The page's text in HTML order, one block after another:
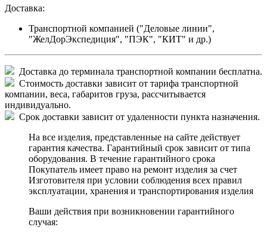
Доставка:
Транспортной компанией ("Деловые линии",
"ЖелДорЭкспедиция", "ПЭК", "КИТ" и др.)
Доставка до терминала транспортной компании бесплатна.
Стоимость доставки зависит от тарифа транспортной
компании, веса, габаритов груза, рассчитывается
индивидуально.
Срок доставки зависит от удаленности пункта назначения.
На все изделия, представленные на сайте действует
гарантия качества. Гарантийный срок зависит от типа
оборудования. В течение гарантийного срока
Покупатель имеет право на ремонт изделия за счет
Изготовителя при условии соблюдения всех правил
эксплуатации, хранения и транспортирования изделия
Ваши действия при возникновении гарантийного
случая: